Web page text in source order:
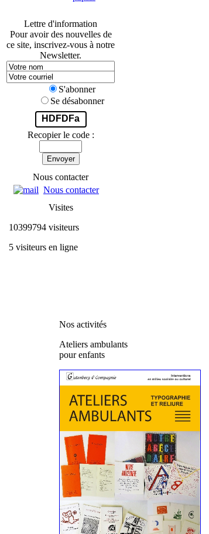
Lettre d'information
Pour avoir des nouvelles de
ce site, inscrivez-vous à notre
Newsletter.
S'abonner
Se désabonner
HDFDFa
Recopier le code :
Envoyer
Nous contacter
Nous contacter
Visites
10399794 visiteurs
5 visiteurs en ligne
Nos activités
Ateliers ambulants
pour enfants